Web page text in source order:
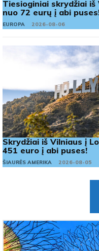
Tiesioginiai skrydžiai iš
nuo 72 eurų į abi
EUROPA 2026-08-06
Skrydžiai iš Vilniaus į
451 euro į abi puses!
ŠIAURĖS AMERIKA 2026-08-05